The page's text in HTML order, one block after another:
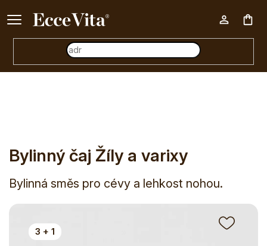
Ke každému nákupu nad 500 Kč dárek zdarma 📦
E-shop Bylinný čaj Žíly a varixy
Bylinný čaj Žíly a varixy
Bylinná směs pro cévy a lehkost nohou.
3 + 1